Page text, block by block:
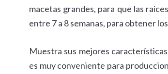
macetas grandes, para que las
entre 7 a 8 semanas, para obtener
Muestra sus mejores
es muy conveniente para